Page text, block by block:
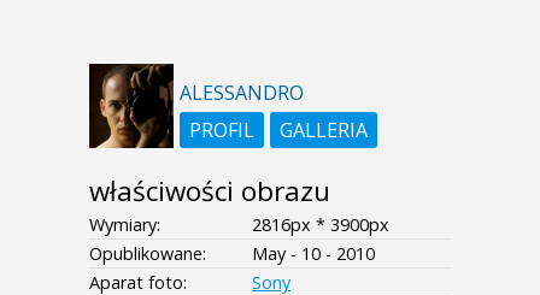
ALESSANDRO
PROFIL
GALLERIA
właściwości obrazu
Wymiary:
2816px * 3900px
Opublikowane:
May - 10 - 2010
Aparat foto:
Sony